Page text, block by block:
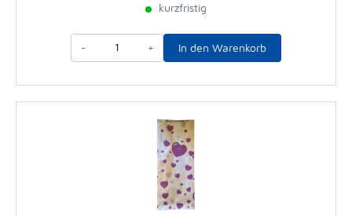
kurzfristig
- + In den Warenkorb